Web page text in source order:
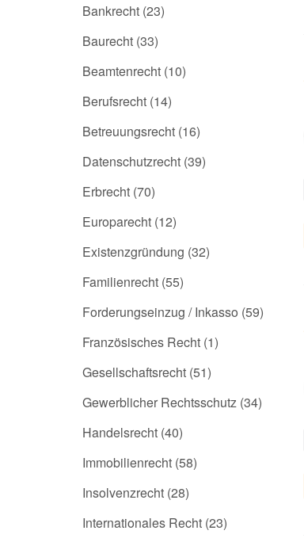
Bankrecht (23)
Baurecht (33)
Beamtenrecht (10)
Berufsrecht (14)
Betreuungsrecht (16)
Datenschutzrecht (39)
Erbrecht (70)
Europarecht (12)
Existenzgründung (32)
Familienrecht (55)
Forderungseinzug / Inkasso (59)
Französisches Recht (1)
Gesellschaftsrecht (51)
Gewerblicher Rechtsschutz (34)
Handelsrecht (40)
Immobilienrecht (58)
Insolvenzrecht (28)
Internationales Recht (23)